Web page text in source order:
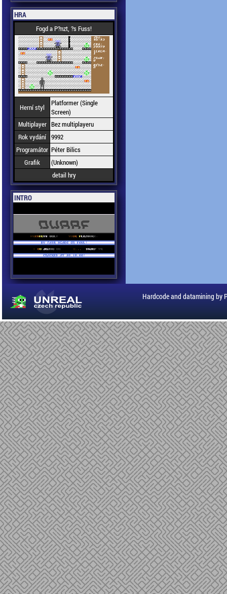
HRA
Fogd a P?nzt, ?s Fuss!
Herní styl
Platformer (Single
Screen)
Multiplayer Bez multiplayeru
Rok vydání 9992
Programátor Péter Bilics
Grafik
(Unknown)
detail hry
INTRO
Hardcode and datamining by